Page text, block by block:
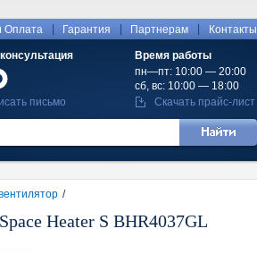
Оплата Гарантия Партнерам Контакты
Время работы
пн—пт: 10:00 — 20:00
сб, вс: 10:00 — 18:00
письмо Скачать прайс-лист
/
Heater S BHR4037GL